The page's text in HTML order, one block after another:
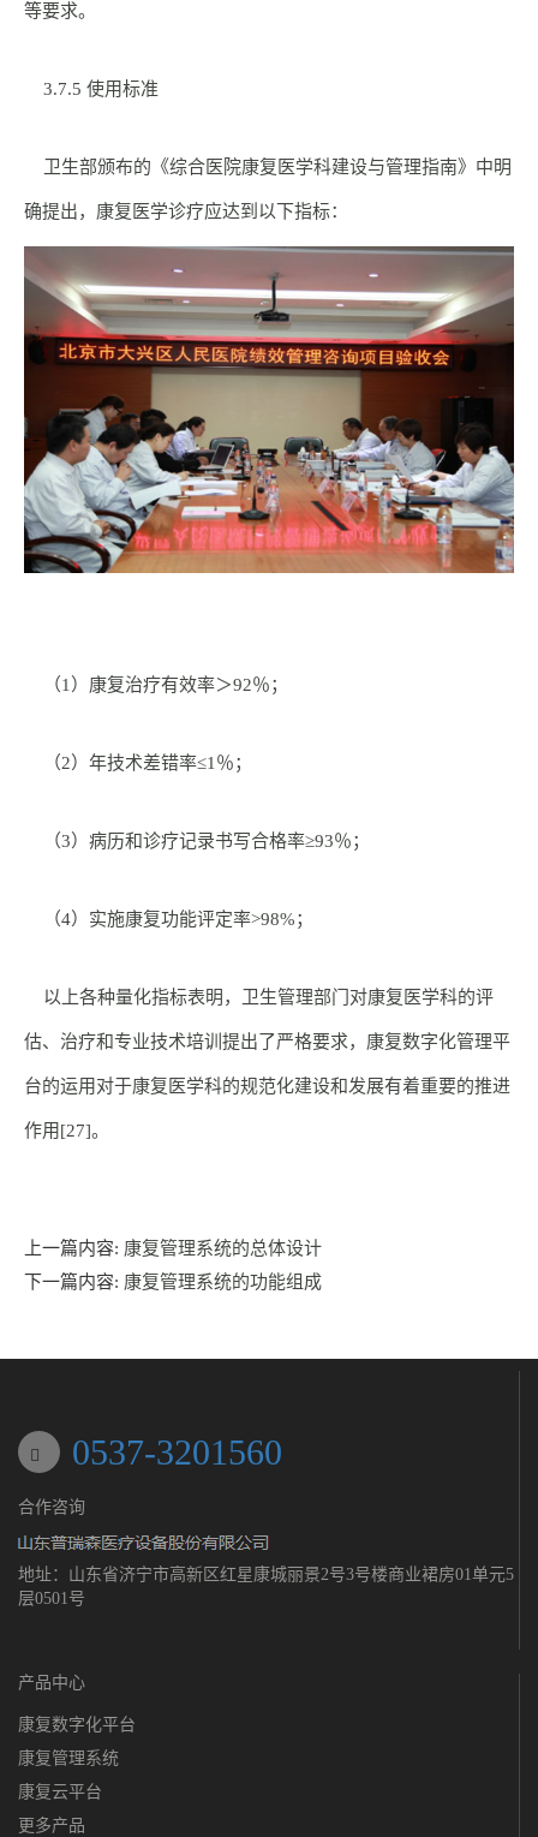
等要求。
3.7.5 使用标准
卫生部颁布的《综合医院康复医学科建设与管理指南》中明
确提出，康复医学诊疗应达到以下指标：
（1）康复治疗有效率＞92％；
（2）年技术差错率≤1％；
（3）病历和诊疗记录书写合格率≥93％；
（4）实施康复功能评定率>98%；
以上各种量化指标表明，卫生管理部门对康复医学科的评
估、治疗和专业技术培训提出了严格要求，康复数字化管理平
台的运用对于康复医学科的规范化建设和发展有着重要的推进
作用[27]。
上一篇内容: 康复管理系统的总体设计
下一篇内容: 康复管理系统的功能组成
0537-3201560
合作咨询
地址：山东省济宁市高新区红星康城丽景2号3号楼商业裙房01单元5
层0501号
产品中心
康复数字化平台
康复管理系统
康复云平台
更多产品